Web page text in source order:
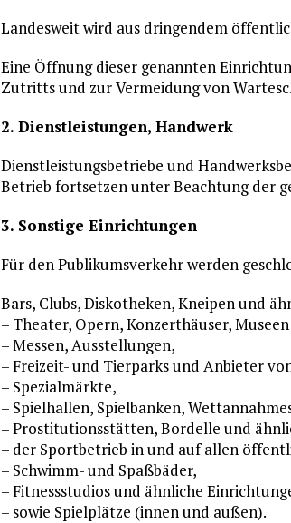
Landesweit wird aus dringendem
Eine Öffnung dieser genannten
Zutritts und zur Vermeidung von
2. Dienstleistungen, Handwerk
Dienstleistungsbetriebe und
Betrieb fortsetzen unter Beachtung der
3. Sonstige Einrichtungen
Für den Publikumsverkehr werden
Bars, Clubs, Diskotheken, Kneipen und
– Theater, Opern, Konzerthäuser,
– Messen, Ausstellungen,
– Freizeit- und Tierparks und Anbieter
– Spezialmärkte,
– Spielhallen, Spielbanken,
– Prostitutionsstätten, Bordelle und
– der Sportbetrieb in und auf allen
– Schwimm- und Spaßbäder,
– Fitnessstudios und ähnliche
– sowie Spielplätze (innen und außen).